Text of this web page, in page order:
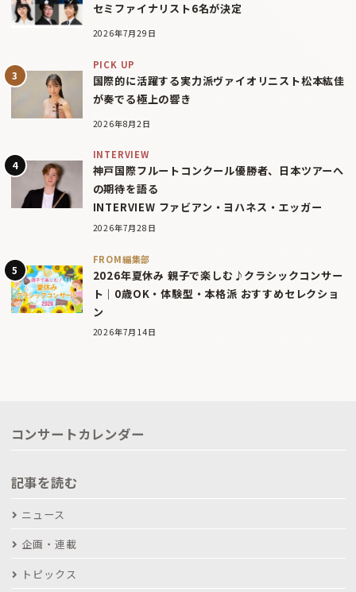
セミファイナリスト6名が決定
2026年7月29日
PICK UP
国際的に活躍する実力派ヴァイオリニスト松本紘佳
が奏でる極上の響き
2026年8月2日
INTERVIEW
神戸国際フルートコンクール優勝者、日本ツアーへ
の期待を語る
INTERVIEW ファビアン・ヨハネス・エッガー
2026年7月28日
FROM編集部
2026年夏休み 親子で楽しむ♪クラシックコンサー
ト｜0歳OK・体験型・本格派 おすすめセレクショ
ン
2026年7月14日
コンサートカレンダー
記事を読む
ニュース
企画・連載
トピックス